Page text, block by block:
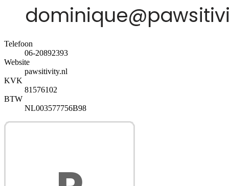
Telefoon
06-20892393
Website
pawsitivity.nl
KVK
81576102
BTW
NL003577756B98